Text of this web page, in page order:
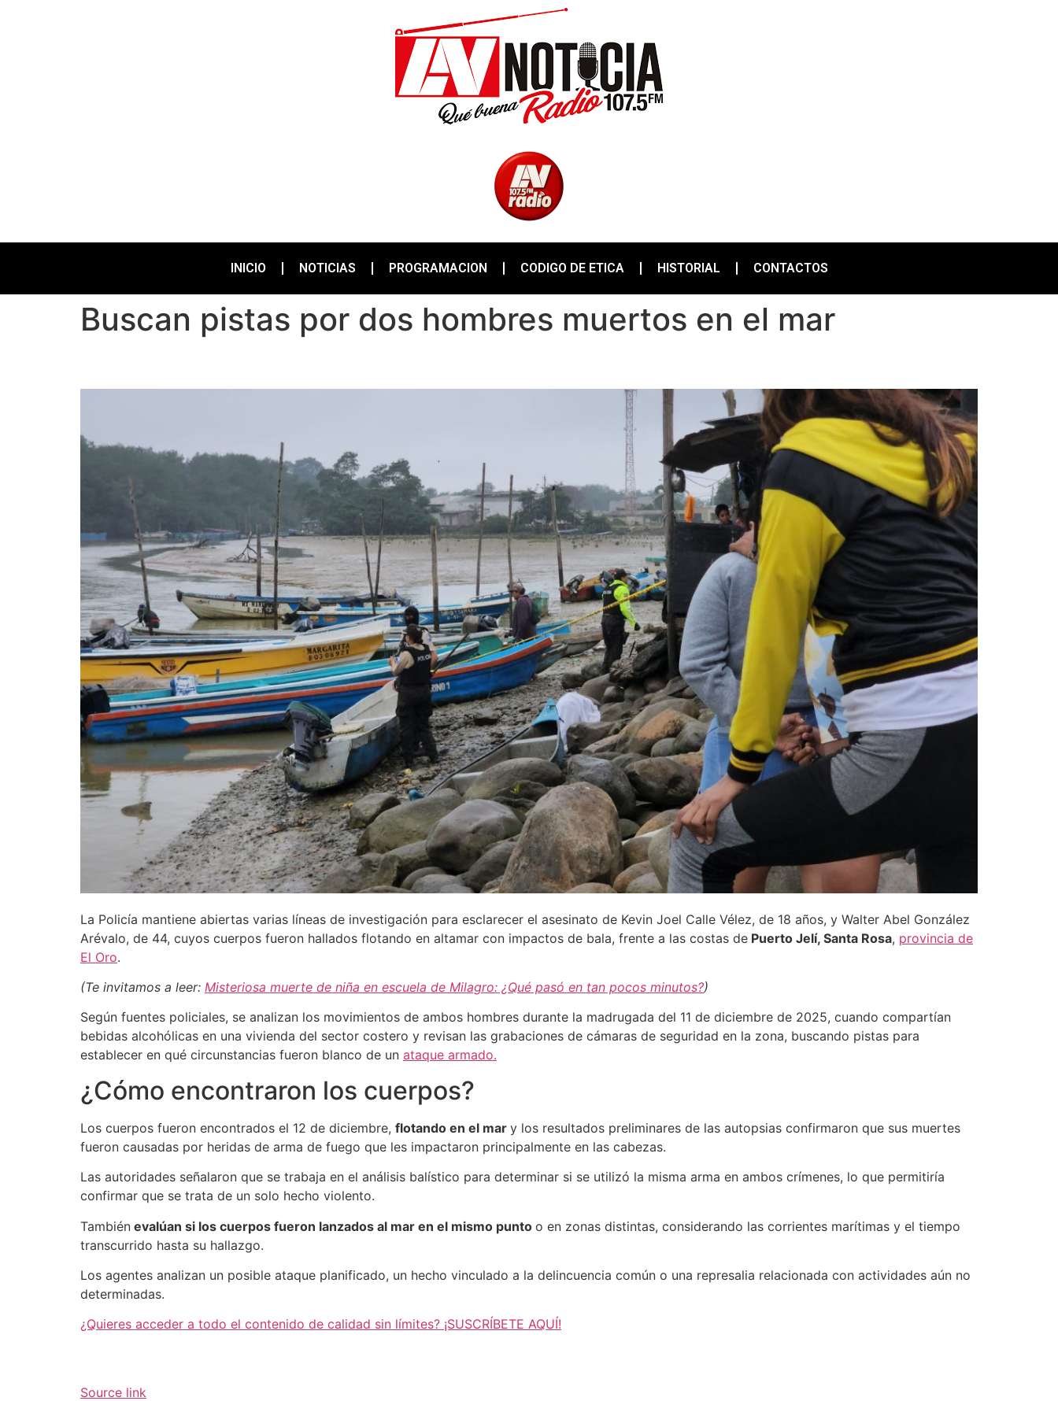
INICIO NOTICIAS PROGRAMACION CODIGO DE ETICA HISTORIAL CONTACTOS
Buscan pistas por dos hombres muertos en el mar
La Policía mantiene abiertas varias líneas de investigación para esclarecer el asesinato de Kevin Joel Calle Vélez, de 18 años, y Walter Abel González
Arévalo, de 44, cuyos cuerpos fueron hallados flotando en altamar con impactos de bala, frente a las costas de Puerto Jelí, Santa Rosa, provincia de
El Oro.
(Te invitamos a leer: Misteriosa muerte de niña en escuela de Milagro: ¿Qué pasó en tan pocos minutos?)
Según fuentes policiales, se analizan los movimientos de ambos hombres durante la madrugada del 11 de diciembre de 2025, cuando compartían
bebidas alcohólicas en una vivienda del sector costero y revisan las grabaciones de cámaras de seguridad en la zona, buscando pistas para
establecer en qué circunstancias fueron blanco de un ataque armado.
¿Cómo encontraron los cuerpos?
Los cuerpos fueron encontrados el 12 de diciembre, flotando en el mar y los resultados preliminares de las autopsias confirmaron que sus muertes
fueron causadas por heridas de arma de fuego que les impactaron principalmente en las cabezas.
Las autoridades señalaron que se trabaja en el análisis balístico para determinar si se utilizó la misma arma en ambos crímenes, lo que permitiría
confirmar que se trata de un solo hecho violento.
También evalúan si los cuerpos fueron lanzados al mar en el mismo punto o en zonas distintas, considerando las corrientes marítimas y el tiempo
transcurrido hasta su hallazgo.
Los agentes analizan un posible ataque planificado, un hecho vinculado a la delincuencia común o una represalia relacionada con actividades aún no
determinadas.
¿Quieres acceder a todo el contenido de calidad sin límites? ¡SUSCRÍBETE AQUÍ!
Source link